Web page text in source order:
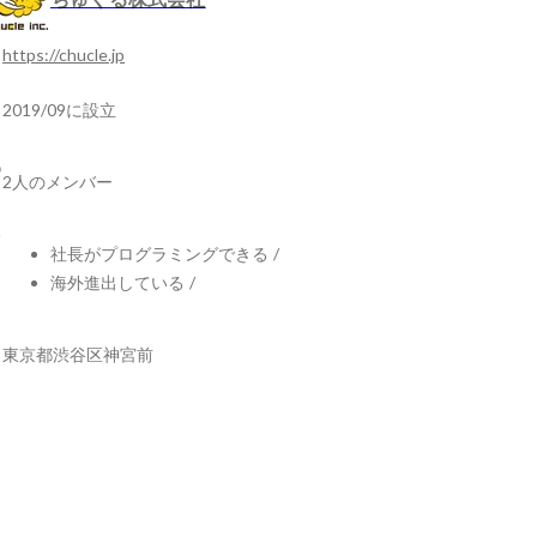
https://chucle.jp
2019/09に設立
2人のメンバー
社長がプログラミングできる /
海外進出している /
東京都渋谷区神宮前